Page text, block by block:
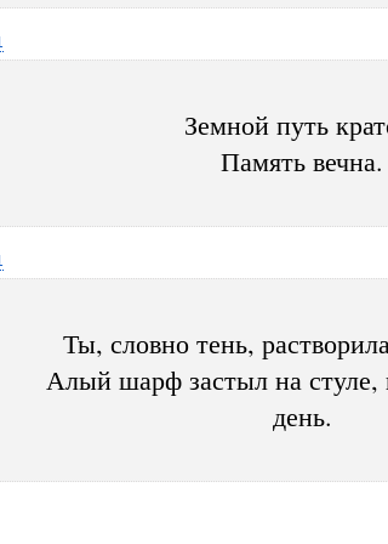
Земной путь
Память вечна.
Ты, словно тень,
Алый шарф застыл на стуле,
день.